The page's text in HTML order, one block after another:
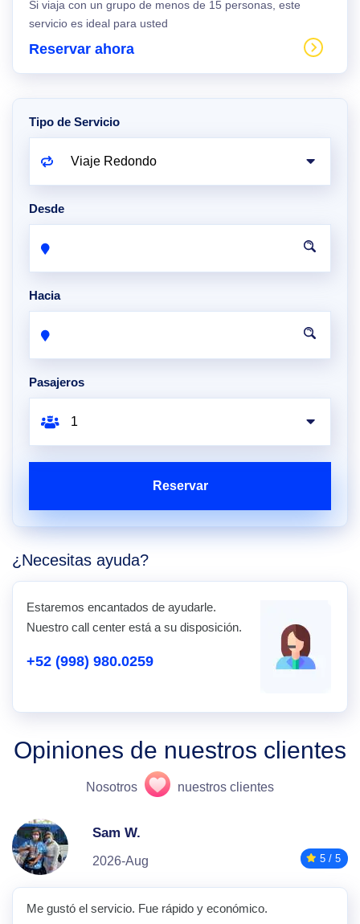
Si viaja con un grupo de menos de 15 personas, este
servicio es ideal para usted
Reservar ahora
Tipo de Servicio
Desde
Hacia
Pasajeros
Reservar
¿Necesitas ayuda?
Estaremos encantados de ayudarle.
Nuestro call center está a su disposición.
+52 (998) 980.0259
Opiniones de nuestros clientes
Nosotros nuestros clientes
Sam W.
2026-Aug 5 / 5
Me gustó el servicio. Fue rápido y económico.